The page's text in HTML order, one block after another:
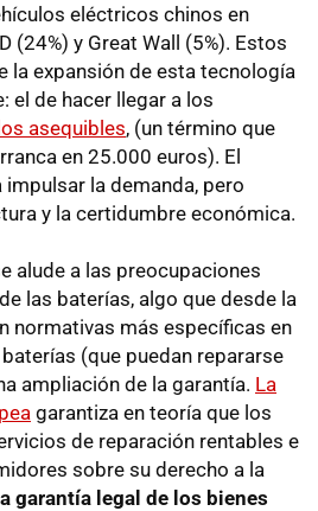
eléctricos chinos en
(24%) y Great Wall (5%). Estos
la expansión de esta tecnología
el de hacer llegar a los
asequibles, (un término que
en 25.000 euros). El
la demanda, pero
y la certidumbre económica.
alude a las preocupaciones
las baterías, algo que desde la
normativas más específicas en
(que puedan repararse
ampliación de la garantía. La
garantiza en teoría que los
de reparación rentables e
sobre su derecho a la
garantía legal de los bienes